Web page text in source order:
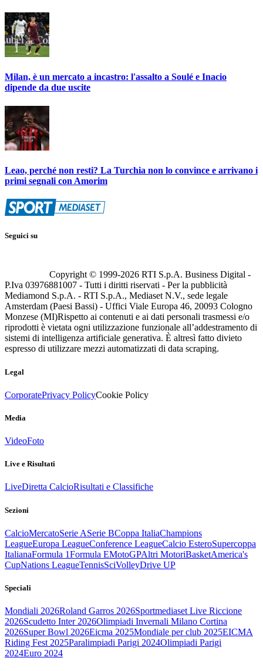
Milan, è un mercato a incastro: l'assalto a Soulé e Inacio
dipende da due uscite
Leao, perché non resti? La Turchia non lo convince e arrivano i
primi segnali con Amorim
Seguici su
Copyright © 1999-2026 RTI S.p.A. Business Digital -
P.Iva 03976881007 - Tutti i diritti riservati - Per la pubblicità
Mediamond S.p.A. - RTI S.p.A., Mediaset N.V., sede legale
Amsterdam (Paesi Bassi) - Uffici Viale Europa 46, 20093 Cologno
Monzese (MI)Rispetto ai contenuti e ai dati personali trasmessi e/o
riprodotti è vietata ogni utilizzazione funzionale all’addestramento di
sistemi di intelligenza artificiale generativa. È altresì fatto divieto
espresso di utilizzare mezzi automatizzati di data scraping.
Legal
CorporatePrivacy PolicyCookie Policy
Media
VideoFoto
Live e Risultati
LiveDiretta CalcioRisultati e Classifiche
Sezioni
CalcioMercatoSerie ASerie BCoppa ItaliaChampions
LeagueEuropa LeagueConference LeagueCalcio EsteroSupercoppa
ItalianaFormula 1Formula EMotoGPAltri MotoriBasketAmerica's
CupNations LeagueTennisSciVolleyDrive UP
Speciali
Mondiali 2026Roland Garros 2026Sportmediaset Live Riccione
2026Scudetto Inter 2026Olimpiadi Invernali Milano Cortina
2026Super Bowl 2026Eicma 2025Mondiale per club 2025EICMA
Riding Fest 2025Paralimpiadi Parigi 2024Olimpiadi Parigi
2024Euro 2024